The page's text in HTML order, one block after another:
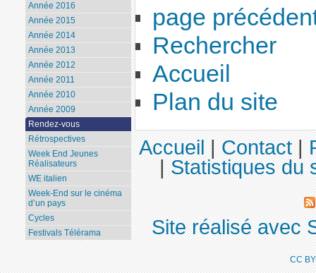
page
Rechercher
Accueil
Plan du site
Année 2016
Année 2015
Année 2014
Année 2013
Année 2012
Année 2011
Année 2010
Année 2009
Rendez-vous
Rétrospectives
Week End Jeunes
Réalisateurs
WE italien
Week-End sur le cinéma
d’un pays
Cycles
Festivals Télérama
Accueil|Contact|
|Statistiques du
Site réalisé avec
CC